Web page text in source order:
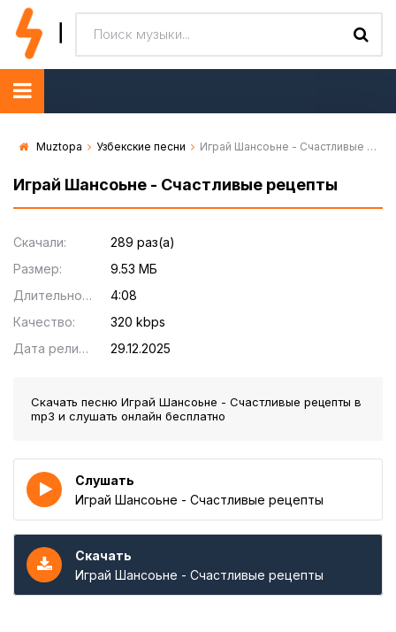
Muztopa Узбекские песни Играй Шансоьне - Счастливые рецепты
Играй Шансоьне - Счастливые рецепты
Скачали:
289 раз(а)
Размер:
9.53 МБ
Длительность:
4:08
Качество:
320 kbps
Дата релиза:
29.12.2025
Скачать песню Играй Шансоьне - Счастливые рецепты в
mp3 и слушать онлайн бесплатно
Слушать
Играй Шансоьне - Счастливые рецепты
Скачать
Играй Шансоьне - Счастливые рецепты